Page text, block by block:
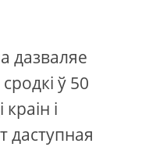
дазваляе
ў 50
і
даступная